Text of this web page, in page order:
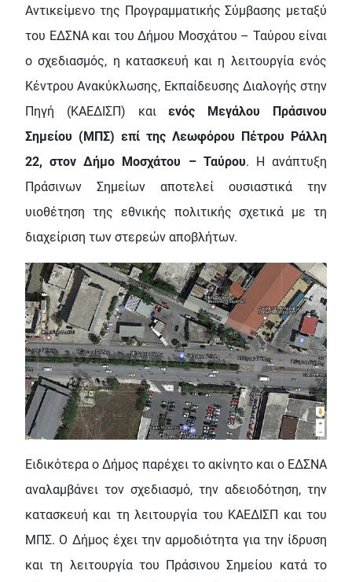
Αντικείμενο της Προγραμματικής Σύμβασης μεταξύ
του ΕΔΣΝΑ και του Δήμου Μοσχάτου – Ταύρου είναι
ο σχεδιασμός, η κατασκευή και η λειτουργία ενός
Κέντρου Ανακύκλωσης, Εκπαίδευσης Διαλογής στην
Πηγή (ΚΑΕΔΙΣΠ) καιενός Μεγάλου Πράσινου
Σημείου (ΜΠΣ) επί της Λεωφόρου Πέτρου Ράλλη
22, στον Δήμο Μοσχάτου – Ταύρου. Η ανάπτυξη
Πράσινων Σημείων αποτελεί ουσιαστικά την
υιοθέτηση της εθνικής πολιτικής σχετικά με τη
διαχείριση των στερεών αποβλήτων.
Ειδικότερα ο Δήμος παρέχει το ακίνητο και ο ΕΔΣΝΑ
αναλαμβάνει τον σχεδιασμό, την αδειοδότηση, την
κατασκευή και τη λειτουργία του ΚΑΕΔΙΣΠ και του
ΜΠΣ. Ο Δήμος έχει την αρμοδιότητα για την ίδρυση
και τη λειτουργία του Πράσινου Σημείου κατά το